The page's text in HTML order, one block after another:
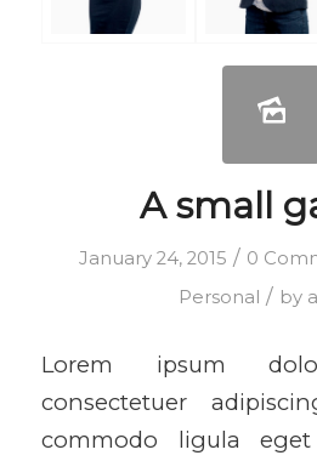
A small
January 24, 2015 / 0
Personal / by
Lorem ipsum
consectetuer
commodo ligula